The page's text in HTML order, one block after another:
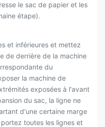
le sac de papier et les
étape).
et inférieures et mettez
de derrière de la machine
du
la machine de
exposées à l'avant
du sac, la ligne ne
d'une certaine marge
toutes les lignes et